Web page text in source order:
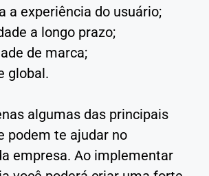
a experiência do usuário;
a longo prazo;
de marca;
global.
algumas das principais
podem te ajudar no
empresa. Ao implementar